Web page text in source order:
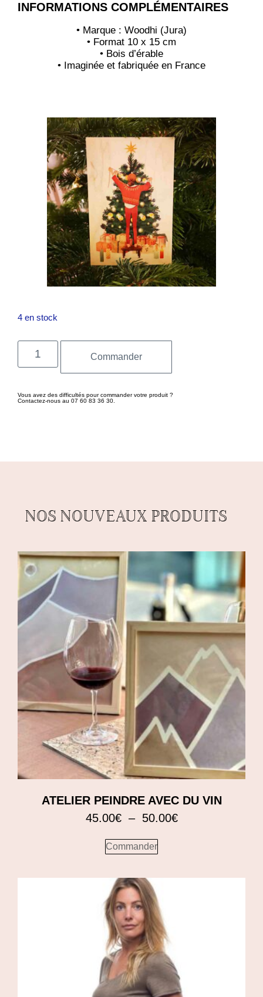
INFORMATIONS COMPLÉMENTAIRES
• Marque : Woodhi (Jura)
• Format 10 x 15 cm
• Bois d’érable
• Imaginée et fabriquée en France
4 en stock
Commander
Vous avez des difficultés pour commander votre produit ?
Contactez-nous au 07 60 83 36 30.
NOS NOUVEAUX PRODUITS
ATELIER PEINDRE AVEC DU VIN
45.00€ – 50.00€
Commander